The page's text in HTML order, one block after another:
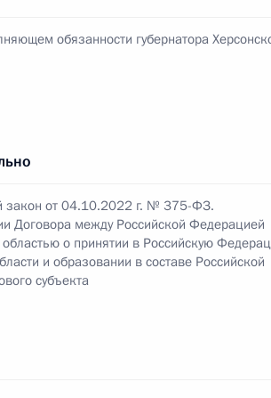
в Российскую Федерацию и
о ратификации договора о
года, 09:55
обязанности губернатора
закон от 04.10.2022 г. № 375-ФЗ.
Договора между Российской Федерацией
областью о принятии в Российскую
и образовании в составе Российской
субъекта